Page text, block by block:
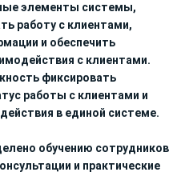
элементы системы,
работу с клиентами,
и обеспечить
с клиентами.
фиксировать
работы с клиентами и
в единой системе.
обучению сотрудников
и практические